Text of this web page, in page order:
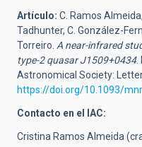
Artículo: C. Ramos
Tadhunter, C. González-
Torreiro. A near-infrared
type-2 quasar J1509+0434.
Astronomical Society:
https://doi.org/10.1093/
Contacto en el IAC:
Cristina Ramos Almeida (